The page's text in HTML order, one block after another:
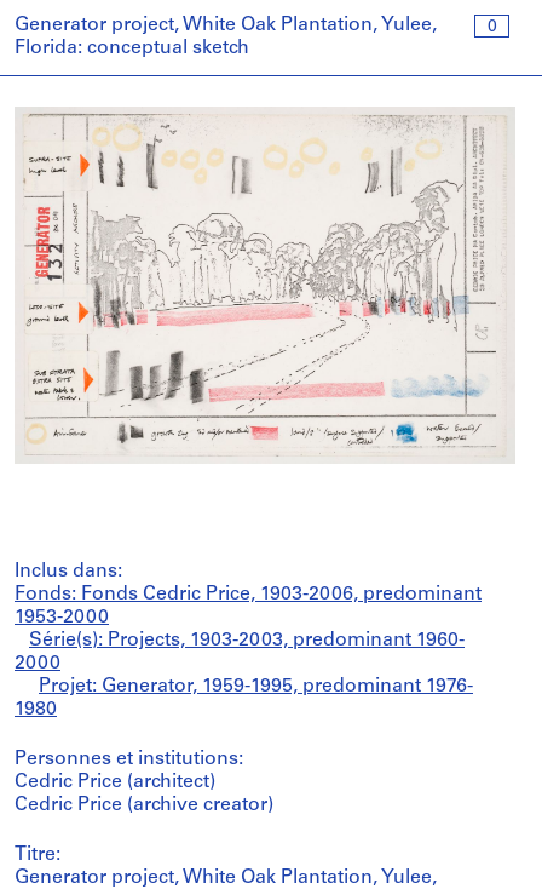
0
Generator project, White Oak Plantation, Yulee,
Florida: conceptual sketch
Inclus dans:
Fonds: Fonds Cedric Price, 1903-2006, predominant
1953-2000
Série(s): Projects, 1903-2003, predominant 1960-
2000
Projet: Generator, 1959-1995, predominant 1976-
1980
Personnes et institutions:
Cedric Price (architect)
Cedric Price (archive creator)
Titre:
Generator project, White Oak Plantation, Yulee,